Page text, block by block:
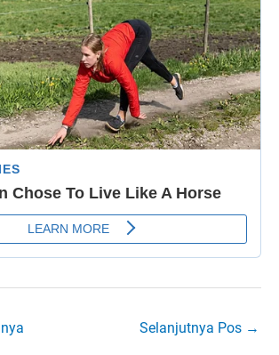
Selanjutnya Pos →